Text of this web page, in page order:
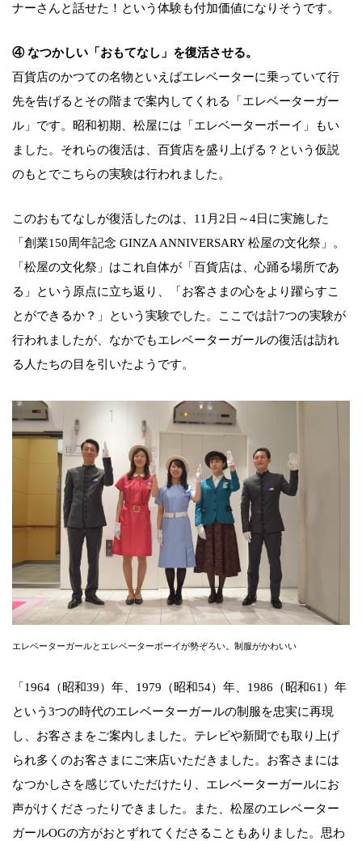
ナーさんと話せた！という体験も付加価値になりそうです。
④ なつかしい「おもてなし」を復活させる。
百貨店のかつての名物といえばエレベーターに乗っていて行
先を告げるとその階まで案内してくれる「エレベーターガー
ル」です。昭和初期、松屋には「エレベーターボーイ」もい
ました。それらの復活は、百貨店を盛り上げる？という仮説
のもとでこちらの実験は行われました。
このおもてなしが復活したのは、11月2日～4日に実施した
「創業150周年記念 GINZA ANNIVERSARY 松屋の文化祭」。
「松屋の文化祭」はこれ自体が「百貨店は、心踊る場所であ
る」という原点に立ち返り、「お客さまの心をより躍らすこ
とができるか？」という実験でした。ここでは計7つの実験が
行われましたが、なかでもエレベーターガールの復活は訪れ
る人たちの目を引いたようです。
エレベーターガールとエレベーターボーイが勢ぞろい。制服がかわいい
「1964（昭和39）年、1979（昭和54）年、1986（昭和61）年
という3つの時代のエレベーターガールの制服を忠実に再現
し、お客さまをご案内しました。テレビや新聞でも取り上げ
られ多くのお客さまにご来店いただきました。お客さまには
なつかしさを感じていただけたり、エレベーターガールにお
声がけくださったりできました。また、松屋のエレベーター
ガールOGの方がおとずれてくださることもありました。思わ